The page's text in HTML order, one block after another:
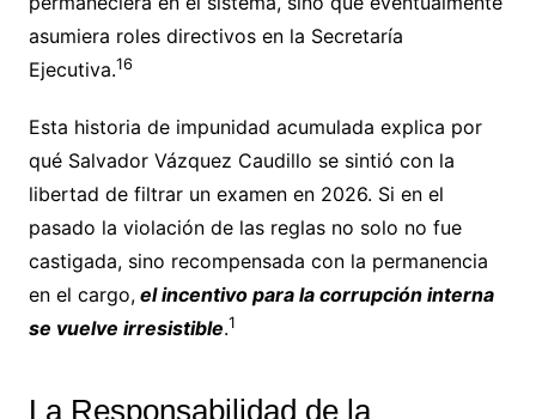
asumiera roles directivos en la Secretaría
Ejecutiva.16
Esta historia de impunidad acumulada explica por
qué Salvador Vázquez Caudillo se sintió con la
libertad de filtrar un examen en 2026. Si en el
pasado la violación de las reglas no solo no fue
castigada, sino recompensada con la permanencia
en el cargo,el incentivo para la corrupción interna
se vuelve irresistible.1
La Responsabilidad de la